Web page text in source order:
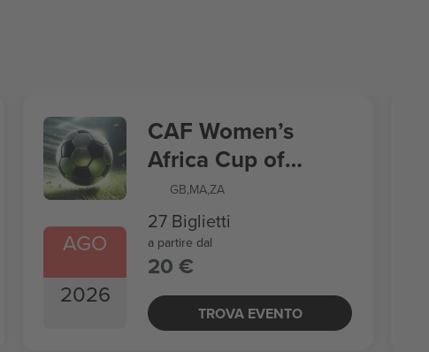
AGO
2026
CAF Women’s
Africa Cup of
Nations
GB,MA,ZA
27 Biglietti
a partire dal
20 €
TROVA EVENTO